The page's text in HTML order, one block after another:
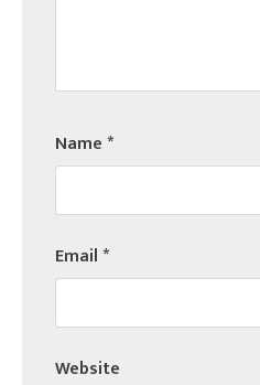
Name*
Email*
Website